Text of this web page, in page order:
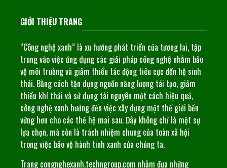
GIỚI THIỆU TRANG
“Công nghệ xanh” là xu hướng phát triển của tương lai, tập
trung vào việc ứng dụng các giải pháp công nghệ nhằm bảo
vệ môi trường và giảm thiểu tác động tiêu cực đến hệ sinh
thái. Bằng cách tận dụng nguồn năng lượng tái tạo, giảm
thiểu khí thải và sử dụng tài nguyên một cách hiệu quả,
công nghệ xanh hướng đến việc xây dựng một thế giới bền
vững hơn cho các thế hệ mai sau. Đây không chỉ là một sự
lựa chọn, mà còn là trách nhiệm chung của toàn xã hội
trong việc bảo vệ hành tinh xanh của chúng ta.
Trang congnghexanh.techngroup.com nhằm đưa những